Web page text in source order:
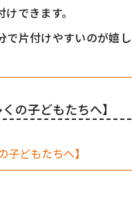
できます。
片付けやすいのが嬉し
の子どもたちへ】